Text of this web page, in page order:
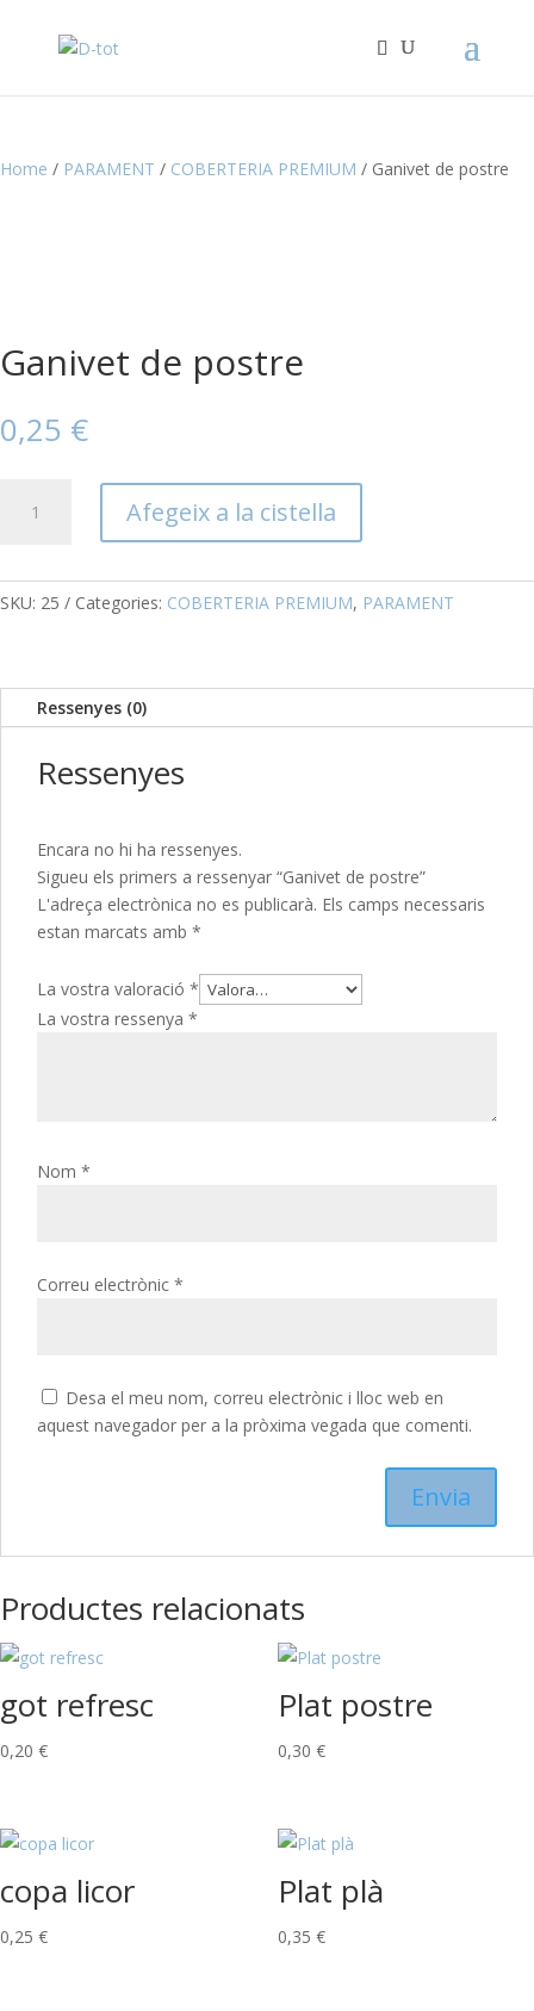
Home / PARAMENT / COBERTERIA PREMIUM / Ganivet de postre
Ganivet de postre
0,25 €
postre
Afegeix a la cistella
SKU: 25 Categories: COBERTERIA PREMIUM, PARAMENT
Ressenyes (0)
Ressenyes
Encara no hi ha ressenyes.
Sigueu els primers a ressenyar “Ganivet de postre”
L'adreça electrònica no es publicarà. Els camps necessaris
estan marcats amb *
La vostra valoració *
La vostra ressenya *
Nom *
Correu electrònic *
Desa el meu nom, correu electrònic i lloc web en
aquest navegador per a la pròxima vegada que comenti.
Productes relacionats
got refresc
0,20 €
Plat postre
0,30 €
copa licor
0,25 €
Plat plà
0,35 €